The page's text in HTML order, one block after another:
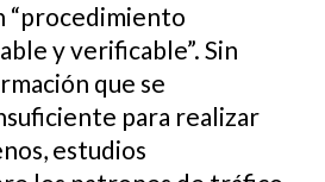
“procedimiento
y verificable”. Sin
que se
para realizar
estudios